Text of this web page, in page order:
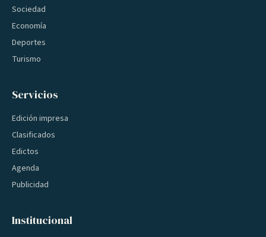
Sociedad
Economía
Deportes
Turismo
Servicios
Edición impresa
Clasificados
Edictos
Agenda
Publicidad
Institucional